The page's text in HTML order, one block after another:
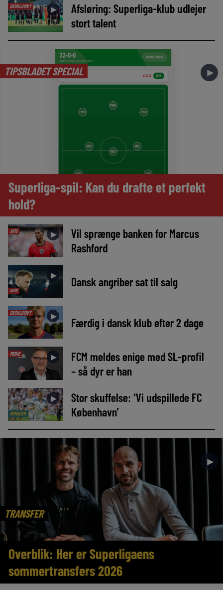
EKSKLUSIVT ►
Afsløring: Superliga-klub udlejer
stort talent
TIPSBLADET SPECIAL ►
Superliga-spil: Kan du drafte et perfekt
hold?
AVIS ►
Vil sprænge banken for Marcus
Rashford
AVIS
► Dansk angriber sat til salg
EKSKLUSIVT ► Færdig i dansk klub efter 2 dage
MEDIE ►
FCM meldes enige med SL-profil
– så dyr er han
NYHEDER
►
Stor skuffelse: ‘Vi udspillede FC
København’
TRANSFER
►
Overblik: Her er Superligaens
sommertransfers 2026